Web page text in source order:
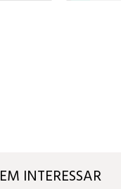
INTERESSAR